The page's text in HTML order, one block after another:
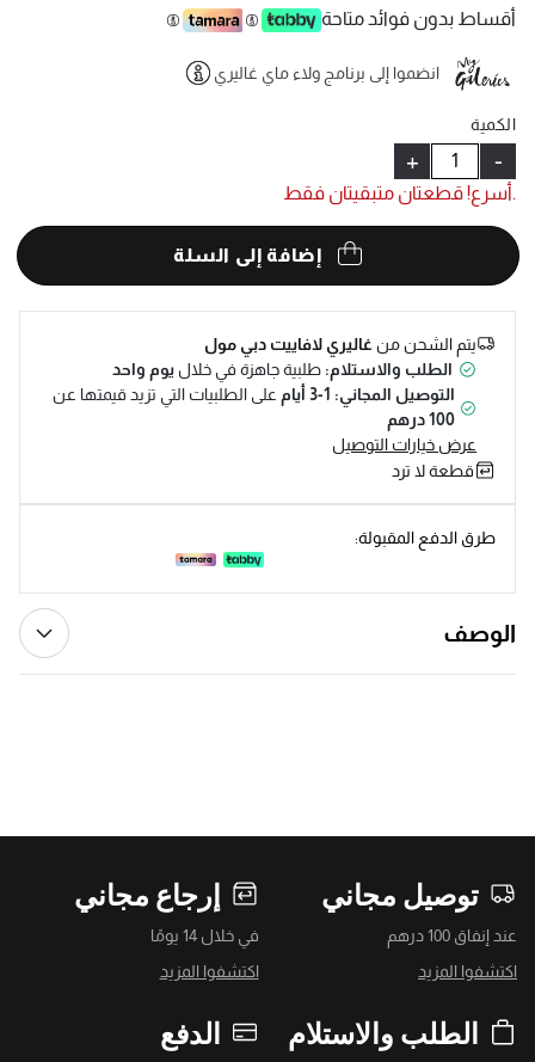
أقساط بدون فوائد متاحة
انضموا إلى برنامج ولاء ماي غاليري
الكمية
-
+
.أسرع! قطعتان متبقيتان فقط
إضافة إلى السلة
يتم الشحن منغاليري لافاييت دبي مول
الطلب والاستلام: طلبية جاهزة في خلال يوم واحد
التوصيل المجاني: 1-3 أيام
على الطلبيات التي تزيد قيمتها عن
100 درهم
عرض خيارات التوصيل
قطعة لا ترد
طرق الدفع المقبولة:
الوصف
توصيل مجاني
عند إنفاق 100 درهم
اكتشفوا المزيد
إرجاع مجاني
في خلال 14 يومًا
اكتشفوا المزيد
الطلب والاستلام الدفع